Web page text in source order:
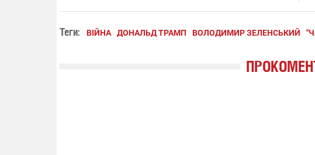
Теги: ВІЙНА ДОНАЛЬД ТРАМП ВОЛОДИМИР ЗЕЛЕНСЬКИЙ